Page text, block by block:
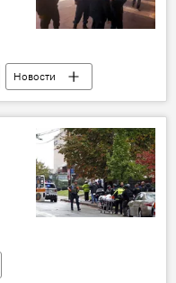
Новости